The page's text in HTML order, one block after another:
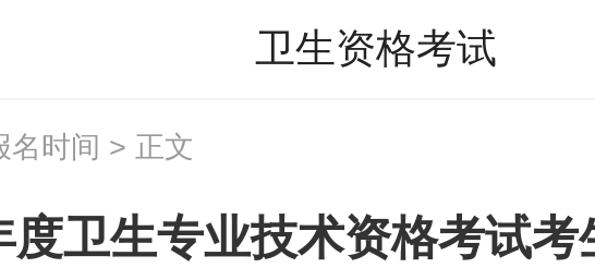
卫生资格考试
名时间 > 正文
度卫生专业技术资格考试考